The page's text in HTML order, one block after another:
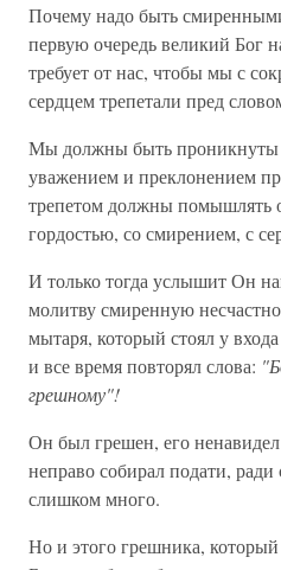
Почему надо быть
первую очередь великий Бог
требует от нас, чтобы мы с
сердцем трепетали пред
Мы должны быть проникнуты
уважением и преклонением
трепетом должны помышлять
гордостью, со смирением, с
И только тогда услышит Он
молитву смиренную
мытаря, который стоял у
и все время повторял слова:
грешному"!
Он был грешен, его ненавидел
неправо собирал подати,
слишком много.
Но и этого грешника, который